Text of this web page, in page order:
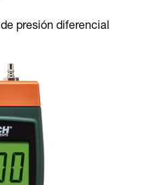
presión diferencial